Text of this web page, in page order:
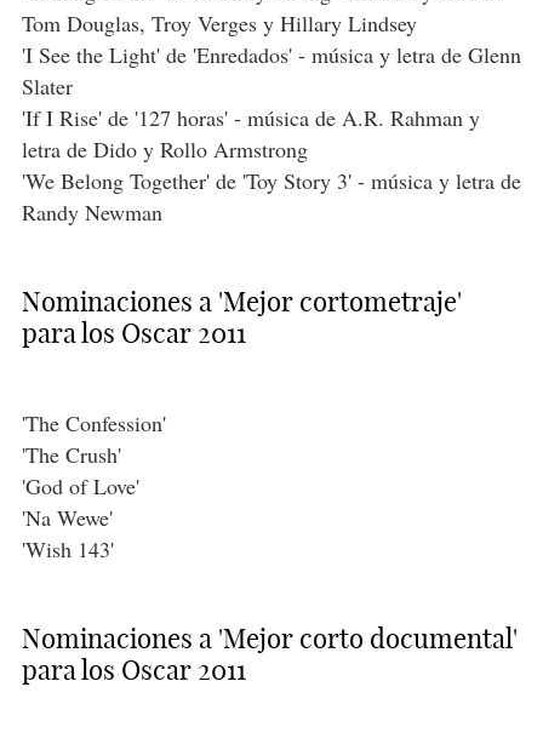
Tom Douglas, Troy Verges y Hillary Lindsey
'I See the Light' de 'Enredados' - música y letra de Glenn
Slater
'If I Rise' de '127 horas' - música de A.R. Rahman y
letra de Dido y Rollo Armstrong
'We Belong Together' de 'Toy Story 3' - música y letra de
Randy Newman
Nominaciones a 'Mejor cortometraje'
para los Oscar 2011
'The Confession'
'The Crush'
'God of Love'
'Na Wewe'
'Wish 143'
Nominaciones a 'Mejor corto documental'
para los Oscar 2011